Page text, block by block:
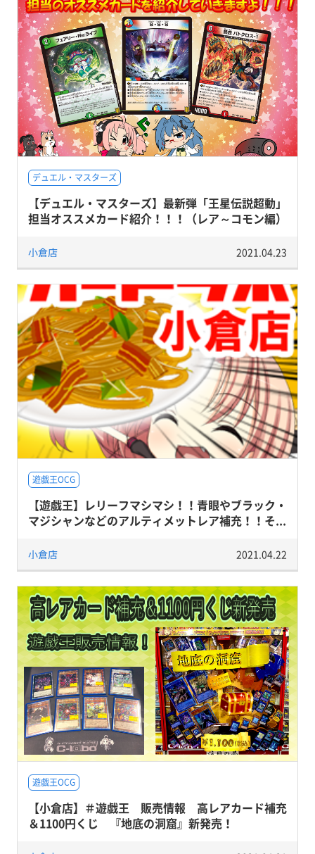
デュエル・マスターズ
【デュエル・マスターズ】最新弾「王星伝説超動」
担当オススメカード紹介！！！（レア～コモン編）
小倉店 2021.04.23
遊戯王OCG
【遊戯王】レリーフマシマシ！！青眼やブラック・
マジシャンなどのアルティメットレア補充！！そ...
小倉店 2021.04.22
遊戯王OCG
【小倉店】＃遊戯王 販売情報 高レアカード補充
＆1100円くじ 『地底の洞窟』新発売！